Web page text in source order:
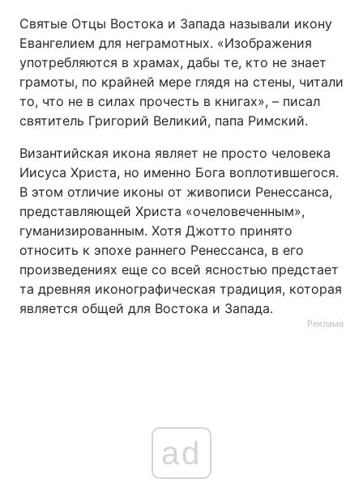
Святые Отцы Востока и Запада называли икону
Евангелием для неграмотных. «Изображения
употребляются в храмах, дабы те, кто не знает
грамоты, по крайней мере глядя на стены, читали
то, что не в силах прочесть в книгах», – писал
святитель Григорий Великий, папа Римский.
Византийская икона являет не просто человека
Иисуса Христа, но именно Бога воплотившегося.
В этом отличие иконы от живописи Ренессанса,
представляющей Христа «очеловеченным»,
гуманизированным. Хотя Джотто принято
относить к эпохе раннего Ренессанса, в его
произведениях еще со всей ясностью предстает
та древняя иконографическая традиция, которая
является общей для Востока и Запада.
Реклама
ad